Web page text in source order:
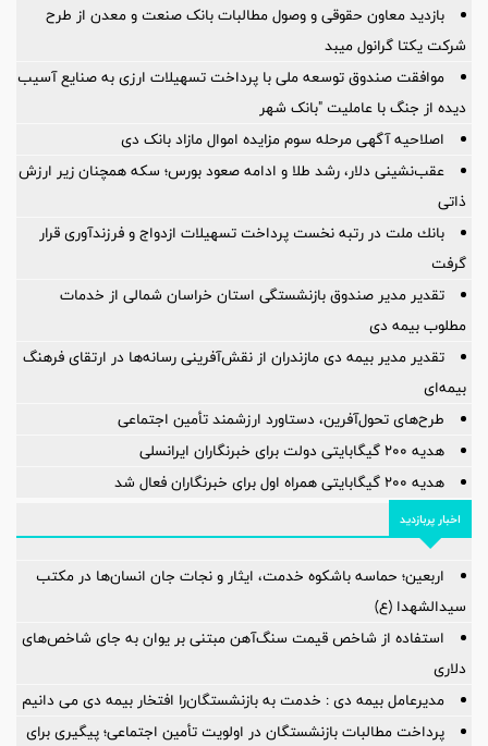
بازدید معاون حقوقی و وصول مطالبات بانک صنعت و معدن از طرح
شرکت یکتا گرانول میبد
موافقت صندوق توسعه ملی با پرداخت تسهیلات ارزی به صنایع آسیب
دیده از جنگ با عاملیت "بانک شهر
اصلاحیه آگهی مرحله سوم مزایده اموال مازاد بانک دی
عقب‌نشینی دلار، رشد طلا و ادامه صعود بورس؛ سکه همچنان زیر ارزش
ذاتی
بانك ملت در رتبه نخست پرداخت تسهیلات ازدواج و فرزندآوری قرار
گرفت
تقدیر مدیر صندوق بازنشستگی استان خراسان شمالی از خدمات
مطلوب بیمه دی
تقدیر مدیر بیمه دی مازندران از نقش‌آفرینی رسانه‌ها در ارتقای فرهنگ
بیمه‌ای
طرح‌های تحول‌آفرین، دستاورد ارزشمند تأمین اجتماعی
هدیه ۲۰۰ گیگابایتی دولت برای خبرنگاران ایرانسلی
هدیه ۲۰۰ گیگابایتی همراه اول برای خبرنگاران فعال شد
اخبار پربازدید
اربعین؛ حماسه باشکوه خدمت، ایثار و نجات جان انسان‌ها در مکتب
سیدالشهدا (ع)
استفاده از شاخص قیمت سنگ‌آهن مبتنی بر یوان به جای شاخص‌های
دلاری
مدیرعامل بیمه دی : خدمت به بازنشستگان‌را افتخار بیمه دی می دانیم
پرداخت مطالبات بازنشستگان در اولویت تأمین اجتماعی؛ پیگیری برای